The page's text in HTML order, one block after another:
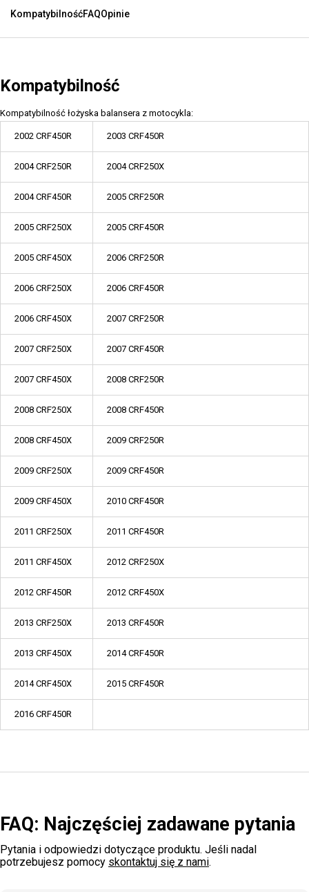
KompatybilnośćFAQOpinie
Kompatybilność
Kompatybilność łożyska balansera z motocykla:
2002 CRF450R 2003 CRF450R
2004 CRF250R 2004 CRF250X
2004 CRF450R 2005 CRF250R
2005 CRF250X 2005 CRF450R
2005 CRF450X 2006 CRF250R
2006 CRF250X 2006 CRF450R
2006 CRF450X 2007 CRF250R
2007 CRF250X 2007 CRF450R
2007 CRF450X 2008 CRF250R
2008 CRF250X 2008 CRF450R
2008 CRF450X 2009 CRF250R
2009 CRF250X 2009 CRF450R
2009 CRF450X 2010 CRF450R
2011 CRF250X 2011 CRF450R
2011 CRF450X 2012 CRF250X
2012 CRF450R 2012 CRF450X
2013 CRF250X 2013 CRF450R
2013 CRF450X 2014 CRF450R
2014 CRF450X 2015 CRF450R
2016 CRF450R
FAQ: Najczęściej zadawane pytania
Pytania i odpowiedzi dotyczące produktu. Jeśli nadal
potrzebujesz pomocy skontaktuj się z nami.